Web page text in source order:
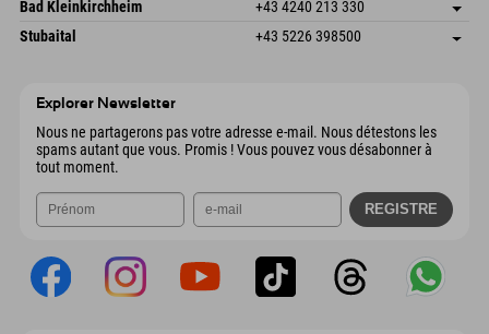
Autriche
Réservation
6441 Umhausen
Autriche
Informations d'arrivée
Réservation
Bad Kleinkirchheim +43 4240 213 330
Dorfstraße 24
Enregistrer l'adresse
Stubaital +43 5226 398500
Explorer Newsletter
Nous ne partagerons pas votre adresse e-mail. Nous détestons les
spams autant que vous. Promis ! Vous pouvez vous désabonner à
tout moment.